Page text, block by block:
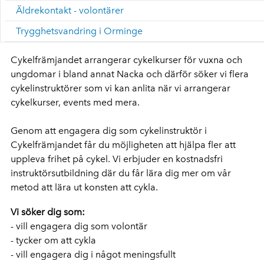
Äldrekontakt - volontärer
Trygghetsvandring i Orminge
Cykelfrämjandet arrangerar cykelkurser för vuxna och
ungdomar i bland annat Nacka och därför söker vi flera
cykelinstruktörer som vi kan anlita när vi arrangerar
cykelkurser, events med mera.
Genom att engagera dig som cykelinstruktör i
Cykelfrämjandet får du möjligheten att hjälpa fler att
uppleva frihet på cykel. Vi erbjuder en kostnadsfri
instruktörsutbildning där du får lära dig mer om vår
metod att lära ut konsten att cykla.
Vi söker dig som:
- vill engagera dig som volontär
- tycker om att cykla
- vill engagera dig i något meningsfullt